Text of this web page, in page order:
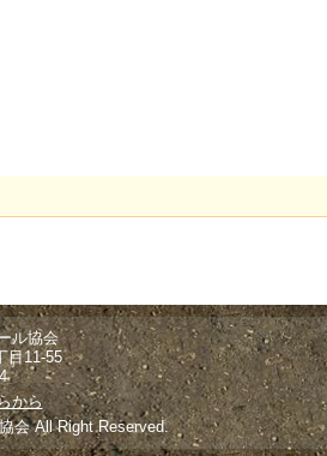
ル協会
目11-55
から
会 All Right Reserved.